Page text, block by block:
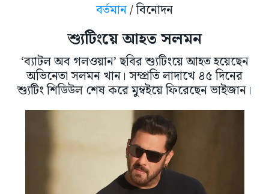
বর্তমান/ বিনোদন
শ্যুটিংয়ে আহত সলমন
‘ব্যাটল অব গলওয়ান’ ছবির শ্যুটিংয়ে আহত হয়েছেন
অভিনেতা সলমন খান। সম্প্রতি লাদাখে ৪৫ দিনের
শ্যুটিং শিডিউল শেষ করে মুম্বইয়ে ফিরেছেন ভাইজান।